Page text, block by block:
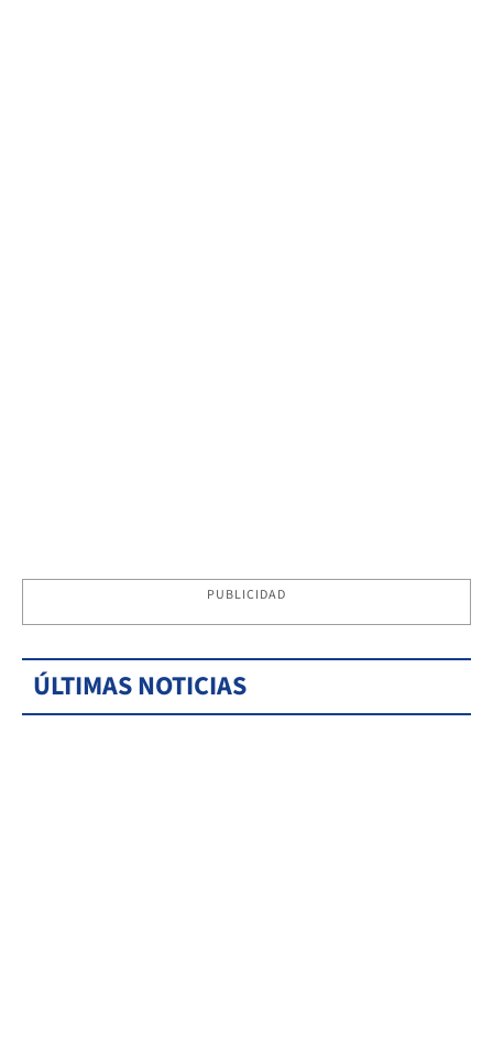
PUBLICIDAD
ÚLTIMAS NOTICIAS